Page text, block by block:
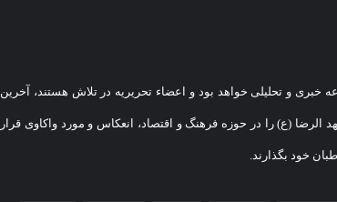
و تحلیلی خواهد بود و اعضاء تحریریه در تلاش هستند، آخرین
الرضا (ع) را در حوزه فرهنگ و اقتصاد، انعکاس و مورد واکاوی قرار
خود بگذارند.
غبارروبی
مضجع
نورانی